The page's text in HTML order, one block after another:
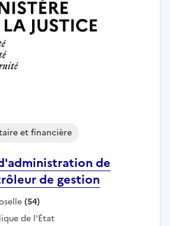
de
de gestion
et financière
(54)
:de l'État